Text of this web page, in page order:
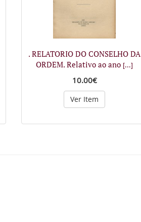
. RELATORIO DO CONSELHO DA
ORDEM. Relativo ao ano [...]
10.00€
Ver Item